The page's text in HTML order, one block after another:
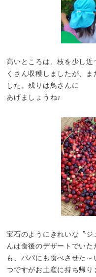
高いところは、枝を少し近
くさん収穫しましたが、
した。残りは鳥さんに
あげましょうね♪
宝石のようにきれいな〝ジ
んは食後のデザートでい
も、パパにも食べさせた
つですがお土産に持ち帰